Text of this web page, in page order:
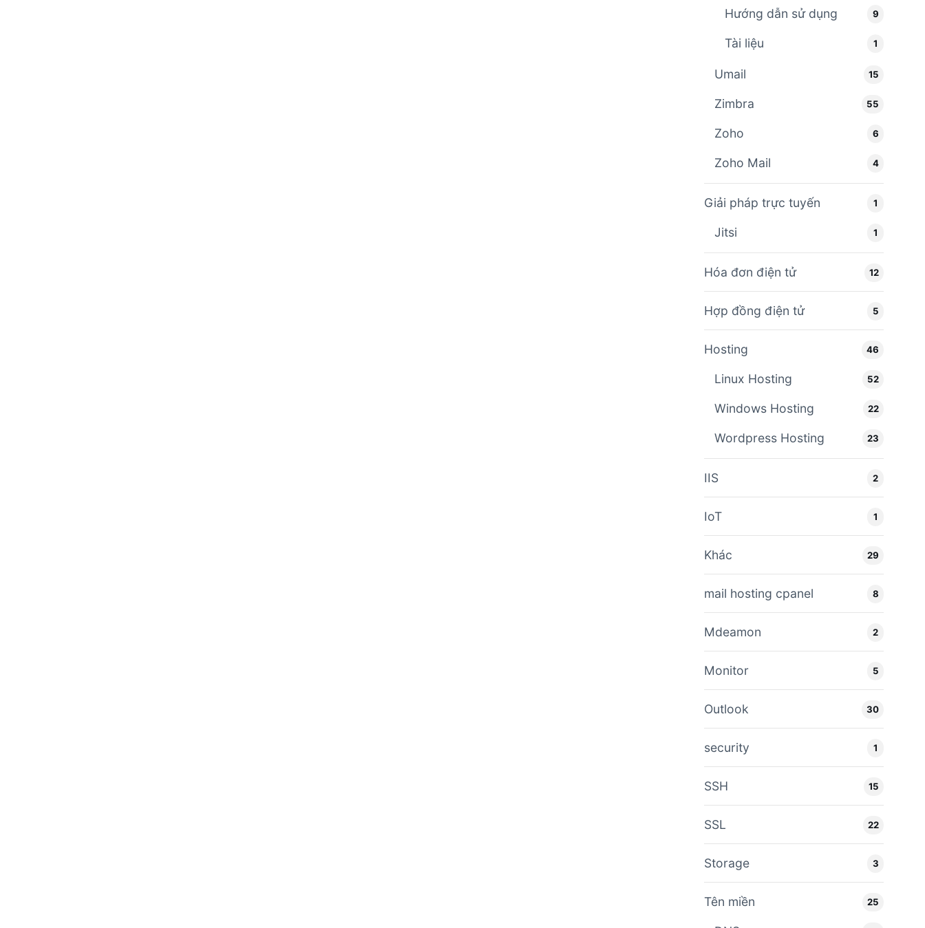
Hướng dẫn sử dụng 9
Tài liệu 1
Umail 15
Zimbra 55
Zoho 6
Zoho Mail 4
Giải pháp trực tuyến 1
Jitsi 1
Hóa đơn điện tử 12
Hợp đồng điện tử 5
Hosting 46
Linux Hosting 52
Windows Hosting 22
Wordpress Hosting 23
IIS 2
IoT 1
Khác 29
mail hosting cpanel 8
Mdeamon 2
Monitor 5
Outlook 30
security 1
SSH 15
SSL 22
Storage 3
Tên miền 25